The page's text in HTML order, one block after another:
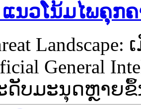
ນວໂນ້ມໄພຄຸກຄ
General
ດັບມະນຸດຫຼາຍ